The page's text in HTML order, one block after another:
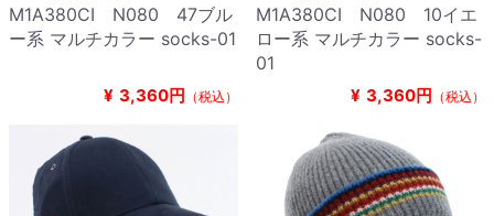
M1A380CI N080 47ブル
ー系 マルチカラー socks-01
¥ 3,360円 （税込）
M1A380CI N080 10イエ
ロー系 マルチカラー socks-
01
¥ 3,360円 （税込）